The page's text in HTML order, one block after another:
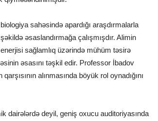
sahəsində apardığı araşdırmalarla
əsaslandırmağa çalışmışdır. Alimin
sağlamlıq üzərində mühüm təsirə
əsasını təşkil edir. Professor İbadov
alınmasında böyük rol oynadığını
dairələrdə deyil, geniş oxucu auditoriyasında